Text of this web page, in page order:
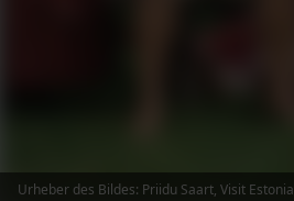
Urheber des Bildes: Priidu Saart, Visit Estonia